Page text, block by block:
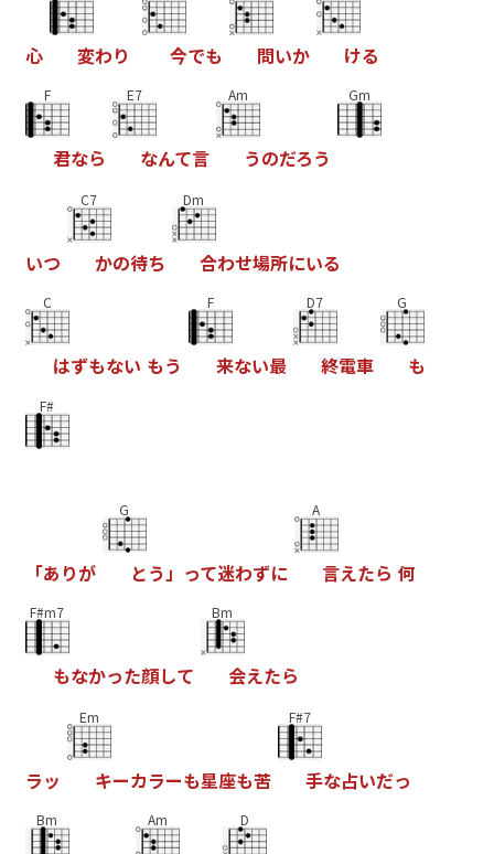
心 変わり 今でも 問いか ける
F
君なら
E7
なんて言
Am
うのだろう
Gm
いつ
C7
かの待ち
Dm
合わせ場所にいる
C
はずもない もう
F
来ない最
D7
終電車
G
も
F#
「あ りが
G
とう」 って迷わずに
A
言えたら 何
F#m7
もなかった顔して
Bm
会えたら
ラッ
Em
キーカラーも星座も苦
F#7
手な占いだっ
Bm Am D